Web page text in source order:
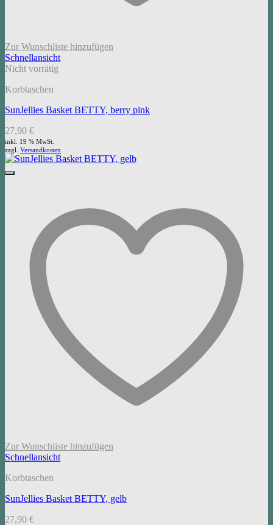
Zur Wunschliste hinzufügen
Schnellansicht
Nicht vorrätig
Korbtaschen
SunJellies Basket BETTY, berry pink
27,90 €
inkl. 19 % MwSt.
zzgl. Versandkosten
Zur Wunschliste hinzufügen
Schnellansicht
Korbtaschen
SunJellies Basket BETTY, gelb
27,90 €